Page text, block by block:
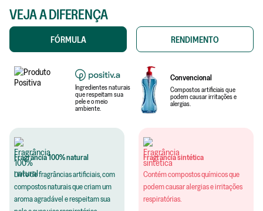
VEJA A DIFERENÇA
FÓRMULA RENDIMENTO
Ingredientes naturais
que respeitam sua
pele e o meio
ambiente.
Convencional
Compostos artificiais que
podem causar irritações e
alergias.
Fragrância 100% natural
Livre de fragrâncias artificiais, com
compostos naturais que criam um
aroma agradável e respeitam sua
Fragrância sintética
Contém compostos químicos que
podem causar alergias e irritações
respiratórias.